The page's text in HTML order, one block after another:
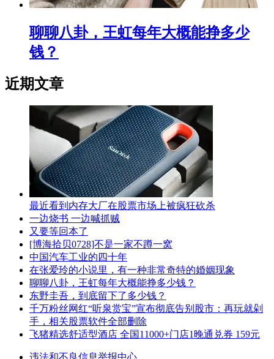
聊聊八卦，王虹每年大概能挣多少
钱？
近期文章
最近看到内存大厂在股票市场上被疯狂砍杀
一边烧书 一边喊抓贼
又要等回本了
[博海拾贝0728]不是一家不蹲一窝
中国汽车工业的四十年
在张爱玲的小说里，有一种非常奇特的婚姻现象
聊聊八卦，王虹每年大概能挣多少钱？
东野圭吾，到底留下了多少钱？
千万粉丝网红“听泉赏宝”宣布彻底告别股市：再玩就剁
手，相关股票软件全部删除
飞猪精选舒适型酒店 全国11000+门店1晚通兑券 159元